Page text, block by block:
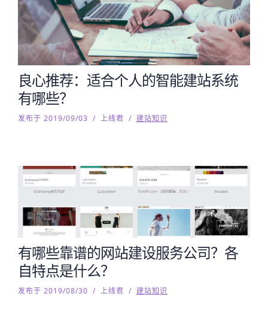
良心推荐：适合个人的智能建站系统
有哪些？
发布于 2019/09/03 / 上线君 / 建站知识
有哪些靠谱的网站建设服务公司？各
自特点是什么？
发布于 2019/08/30 / 上线君 / 建站知识